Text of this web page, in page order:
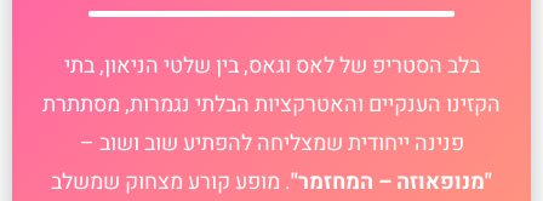
בלב הסטריפ של לאס וגאס, בין שלטי הניאון, בתי
הקזינו הענקיים והאטרקציות הבלתי נגמרות, מסתתרת
פנינה ייחודית שמצליחה להפתיע שוב ושוב –
"מנופאוזה – המחזמר". מופע קורע מצחוק שמשלב